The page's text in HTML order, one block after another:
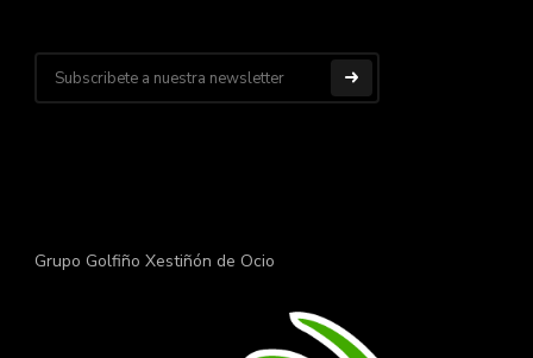
Grupo Golfiño Xestiñón de Ocio